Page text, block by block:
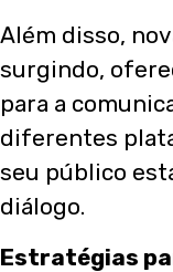
Além disso,
surgindo,
para a
diferentes
seu público
diálogo.
Estratégias